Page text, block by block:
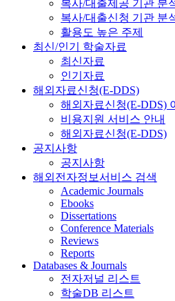
복사/대출제공 기관 분
복사/대출신청 기관 분
활용도 높은 주제
최신/인기 학술자료
최신자료
인기자료
해외자료신청(E-DDS)
해외자료신청(E-DDS)
비용지원 서비스 안내
해외자료신청(E-DDS)
공지사항
공지사항
해외전자정보서비스 검색
Academic Journals
Ebooks
Dissertations
Conference Materials
Reviews
Reports
Databases & Journals
전자저널 리스트
학술DB 리스트